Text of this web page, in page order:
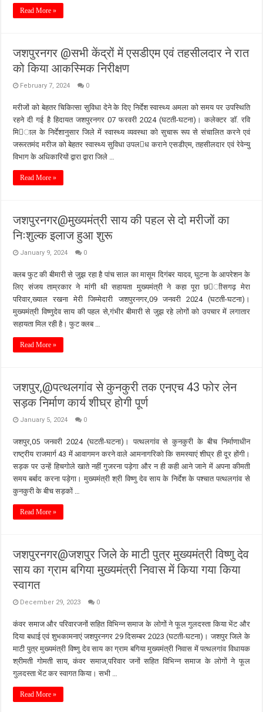
Read More »
जशपुरनगर @सभी केंद्रों में एसडीएम एवं तहसीलदार ने रात
को किया आकस्मिक निरीक्षण
February 7, 2024 0
मरीजों को बेहतर चिकित्सा सुविधा देने के दिए निर्देश स्वास्थ्य अमला को समय पर उपस्थिति
रहने दी गई है हिदायत जशपुरनगर 07 फरवरी 2024 (घटती-घटना)। कलेक्टर डॉ. रवि
मिाल के निर्देशानुसार जिले में स्वास्थ्य व्यवस्था को सुचारू रूप से संचालित करने एवं
जरूरतमंद मरीज को बेहतर स्वास्थ्य सुविधा उपलध कराने एसडीएम, तहसीलदार एवं रेवेन्यु
विभाग के अधिकारियों द्वारा द्वारा जिले …
Read More »
जशपुरनगर@मुख्यमंत्री साय की पहल से दो मरीजों का
निःशुल्क इलाज हुआ शुरू
January 9, 2024 0
क्लब फुट की बीमारी से जुझ रहा है पांच साल का मासूम दिगंबर यादव, घुटना के आपरेशन के
लिए संजय ताम्रकार ने मांगी थी सहायता मुख्यमंत्री ने कहा पूरा छाीसगढ़ मेरा
परिवार,ख्याल रखना मेरी जिम्मेदारी जशपुरनगर,09 जनवरी 2024 (घटती-घटना)।
मुख्यमंत्री विष्णुदेव साय की पहल से,गंभीर बीमारी से जुझ रहे लोगों को उपचार में लगातार
सहायता मिल रही है। फुट क्लब …
Read More »
जशपुर,@पत्थलगांव से कुनकुरी तक एनएच 43 फोर लेन
सड़क निर्माण कार्य शीघ्र होगी पूर्ण
January 5, 2024 0
जशपुर,05 जनवरी 2024 (घटती-घटना)। पत्थलगांव से कुनकुरी के बीच निर्माणाधीन
राष्ट्रीय राजमार्ग 43 में आवागमन करने वाले आमनागरिको कि समस्याएं शीघ्र ही दूर होंगी।
सड़क पर उन्हें हिचगोले खाते नहीं गुजरना पड़ेगा और न ही कही आने जाने में अपना कीमती
समय बर्बाद करना पड़ेगा। मुख्यमंत्री श्री विष्णु देव साय के निर्देश के पश्चात पत्थलगांव से
कुनकुरी के बीच सड़कों …
Read More »
जशपुरनगर@जशपुर जिले के माटी पुत्र मुख्यमंत्री विष्णु देव
साय का ग्राम बगिया मुख्यमंत्री निवास में किया गया किया
स्वागत
December 29, 2023 0
कंवर समाज और परिवारजनों सहित विभिन्न समाज के लोगों ने फूल गुलदस्ता किया भेंट और
दिया बधाई एवं शुभकामनाएं जशपुरनगर 29 दिसम्बर 2023 (घटती-घटना)। जशपुर जिले के
माटी पुत्र मुख्यमंत्री विष्णु देव साय का ग्राम बगिया मुख्यमंत्री निवास में पत्थलगांव विधायक
श्रीमती गोमती साय, कंवर समाज,परिवार जनों सहित विभिन्न समाज के लोगों ने फूल
गुलदस्ता भेंट कर स्वागत किया। सभी …
Read More »